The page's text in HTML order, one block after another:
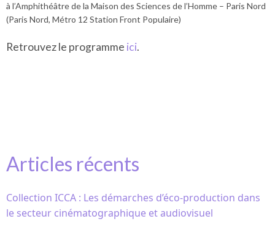
à l’Amphithéâtre de la Maison des Sciences de l’Homme – Paris Nord
(Paris Nord, Métro 12 Station Front Populaire)
Retrouvez le programme ici.
Articles récents
Collection ICCA : Les démarches d’éco-production dans
le secteur cinématographique et audiovisuel